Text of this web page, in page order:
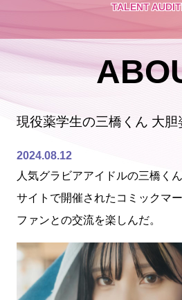
TALENT
現役薬学生の三橋くん 大胆
2024.08.12
人気グラビアアイドルの三橋く
サイトで開催されたコミックマ
ファンとの交流を楽しんだ。